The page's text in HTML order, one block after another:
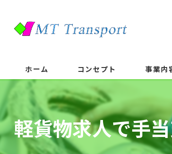
ホーム コンセプト 事業内
軽貨物求人で手